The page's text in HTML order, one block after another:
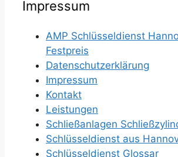
Impressum
AMP Schlüsseldienst
Festpreis
Datenschutzerklärung
Impressum
Kontakt
Leistungen
Schließanlagen
Schlüsseldienst aus
Schlüsseldienst Glossar